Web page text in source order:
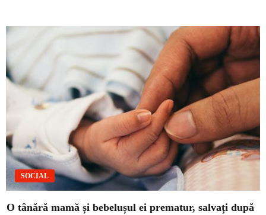
SOCIAL
O tânără mamă și bebelușul ei prematur, salvați după